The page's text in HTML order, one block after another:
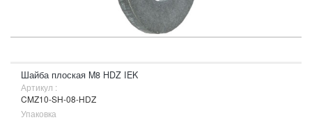
Шайба плоская M8 HDZ IEK
Артикул :
CMZ10-SH-08-HDZ
Упаковка